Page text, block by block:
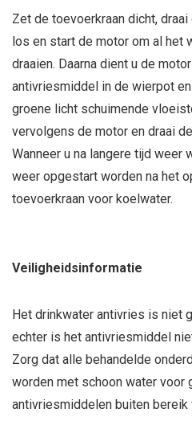
Zet de toevoerkraan dicht,
los en start de motor om al het
draaien. Daarna dient u de
antivriesmiddel in de wierpot
groene licht schuimende
vervolgens de motor en draai
Wanneer u na langere tijd weer
weer opgestart worden na het
toevoerkraan voor koelwater.
Veiligheidsinformatie
Het drinkwater antivries is niet
echter is het antivriesmiddel
Zorg dat alle behandelde
worden met schoon water voor
antivriesmiddelen buiten bereik